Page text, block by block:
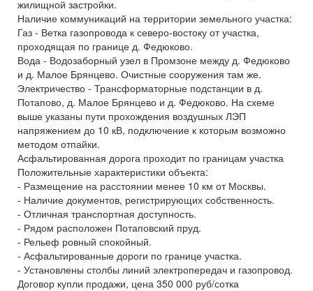
жилищной застройки.
Наличие коммуникаций на территории земельного участка:
Газ - Ветка газопровода к северо-востоку от участка,
проходящая по границе д. Федюково.
Вода - Водозаборный узел в Промзоне между д. Федюково
и д. Малое Брянцево. Очистные сооружения там же.
Электричество - Трансформаторные подстанции в д.
Потапово, д. Малое Брянцево и д. Федюково. На схеме
выше указаны пути прохождения воздушных ЛЭП
напряжением до 10 кВ, подключение к которым возможно
методом отпайки.
Асфальтированная дорога проходит по границам участка
Положительные характеристики объекта:
- Размещение на расстоянии менее 10 км от Москвы.
- Наличие документов, регистрирующих собственность.
- Отличная транспортная доступность.
- Рядом расположен Потаповский пруд.
- Рельеф ровный спокойный.
- Асфальтированные дороги по границе участка.
- Установлены столбы линий электропередач и газопровод.
Договор купли продажи, цена 350 000 руб/сотка